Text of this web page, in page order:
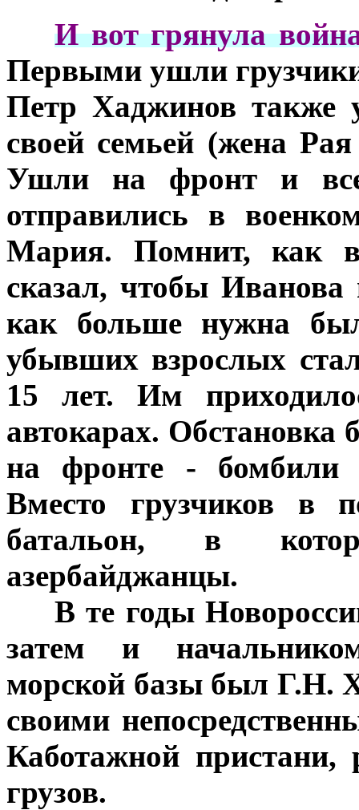
И вот грянула
Первыми ушли
Петр Хаджинов также
своей семьей (жена
Ушли на фронт и все
отправились в
Мария. Помнит, как
сказал, чтобы Иванова
как больше нужна
убывших взрослых
15 лет. Им
автокарах. Обстановка
на фронте - бомбили
Вместо грузчиков в
батальон, в
азербайджанцы.
В те годы
затем и
морской базы был Г.Н.
своими
Каботажной пристани,
грузов.